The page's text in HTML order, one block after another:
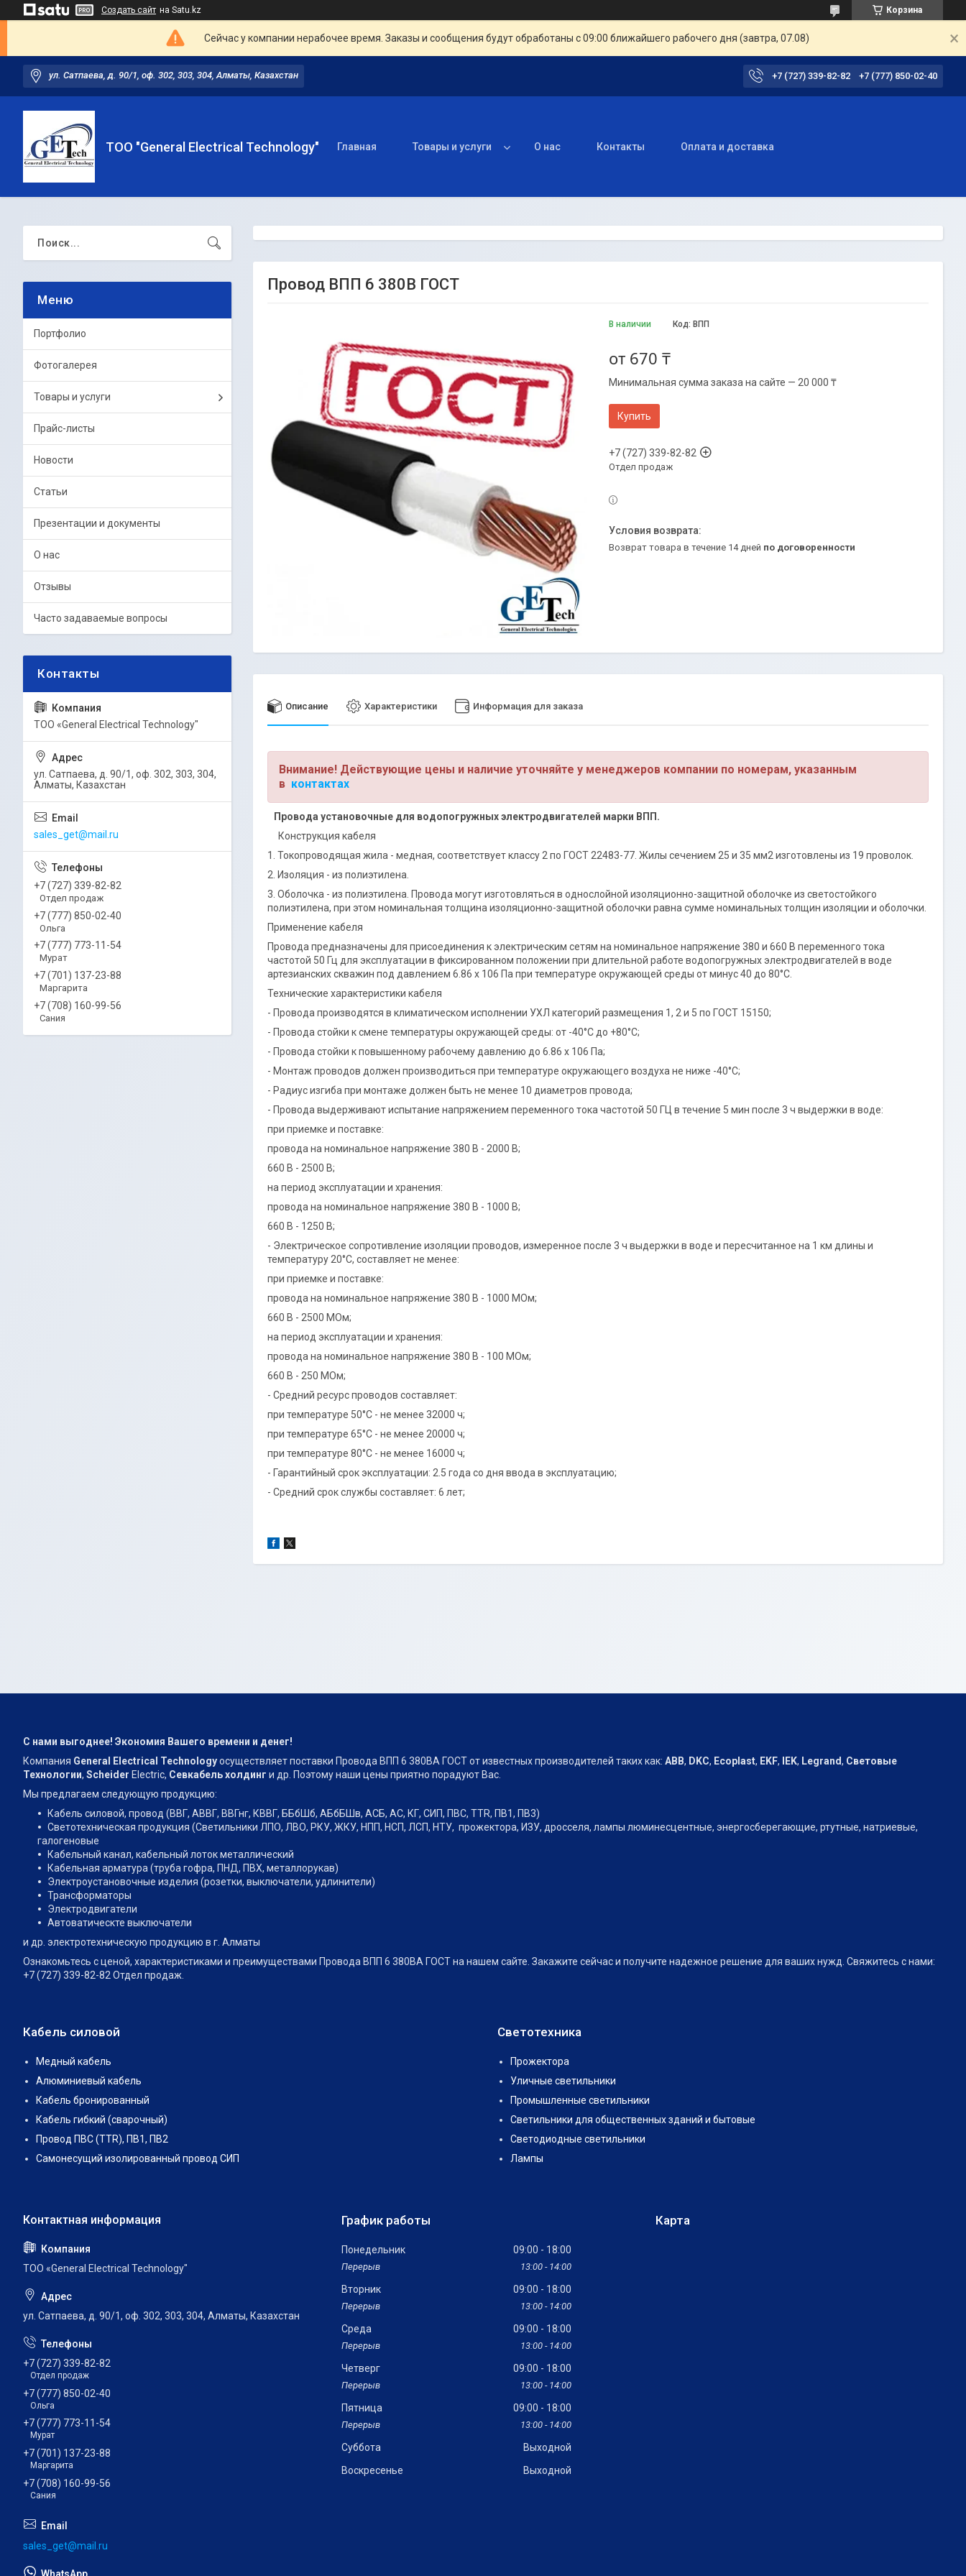
Создать сайт на Satu.kz Корзина
Сейчас у компании нерабочее время. Заказы и сообщения будут обработаны с 09:00 ближайшего рабочего дня (завтра, 07.08)
ул. Сатпаева, д. 90/1, оф. 302, 303, 304, Алматы, Казахстан +7 (727) 339-82-82 +7 (777) 850-02-40
ТОО "General Electrical Technology" Главная Товары и услуги О нас Контакты Оплата и доставка
Провод ВПП 6 380В ГОСТ
В наличии Код: ВПП
от 670 ₸
Минимальная сумма заказа на сайте — 20 000 ₸
Купить
+7 (727) 339-82-82
Отдел продаж
возврат товара в течение 14 дней по договоренности
Описание Характеристики Информация для заказа
Внимание! Действующие цены и наличие уточняйте у менеджеров компании по номерам, указанным
в контактах
Провода установочные для водопогружных электродвигателей марки ВПП.
Конструкция кабеля
1. Токопроводящая жила - медная, соответствует классу 2 по ГОСТ 22483-77. Жилы сечением 25 и 35 мм2 изготовлены из 19 проволок.
2. Изоляция - из полиэтилена.
3. Оболочка - из полиэтилена. Провода могут изготовляться в однослойной изоляционно-защитной оболочке из светостойкого
полиэтилена, при этом номинальная толщина изоляционно-защитной оболочки равна сумме номинальных толщин изоляции и оболочки.
Применение кабеля
Провода предназначены для присоединения к электрическим сетям на номинальное напряжение 380 и 660 В переменного тока
частотой 50 Гц для эксплуатации в фиксированном положении при длительной работе водопогружных электродвигателей в воде
артезианских скважин под давлением 6.86 х 106 Па при температуре окружающей среды от минус 40 до 80°С.
Технические характеристики кабеля
- Провода производятся в климатическом исполнении УХЛ категорий размещения 1, 2 и 5 по ГОСТ 15150;
- Провода стойки к смене температуры окружающей среды: от -40°С до +80°С;
- Провода стойки к повышенному рабочему давлению до 6.86 х 106 Па;
- Монтаж проводов должен производиться при температуре окружающего воздуха не ниже -40°С;
- Радиус изгиба при монтаже должен быть не менее 10 диаметров провода;
- Провода выдерживают испытание напряжением переменного тока частотой 50 ГЦ в течение 5 мин после 3 ч выдержки в воде:
при приемке и поставке:
провода на номинальное напряжение 380 В - 2000 В;
660 В - 2500 В;
на период эксплуатации и хранения:
провода на номинальное напряжение 380 В - 1000 В;
660 В - 1250 В;
- Электрическое сопротивление изоляции проводов, измеренное после 3 ч выдержки в воде и пересчитанное на 1 км длины и
температуру 20°С, составляет не менее:
при приемке и поставке:
провода на номинальное напряжение 380 В - 1000 МОм;
660 В - 2500 МОм;
на период эксплуатации и хранения:
провода на номинальное напряжение 380 В - 100 МОм;
660 В - 250 МОм;
- Средний ресурс проводов составляет:
при температуре 50°С - не менее 32000 ч;
при температуре 65°С - не менее 20000 ч;
при температуре 80°С - не менее 16000 ч;
- Гарантийный срок эксплуатации: 2.5 года со дня ввода в эксплуатацию;
- Средний срок службы составляет: 6 лет;
Портфолио
Фотогалерея
Товары и услуги
Прайс-листы
Новости
Статьи
Презентации и документы
О нас
Отзывы
Часто задаваемые вопросы
ТОО «General Electrical Technology"
ул. Сатпаева, д. 90/1, оф. 302, 303, 304,
Алматы, Казахстан
sales_get@mail.ru
+7 (727) 339-82-82
Отдел продаж
+7 (777) 850-02-40
Ольга
+7 (777) 773-11-54
Мурат
+7 (701) 137-23-88
Маргарита
+7 (708) 160-99-56
Сания
С нами выгоднее! Экономия Вашего времени и денег!
Компания General Electrical Technologyосуществляет поставки Провода ВПП 6 380ВА ГОСТ от известных производителей таких как: АВВ, DKC, Ecoplast, EKF, IEK, Legrand, Световые
Технологии, Scheider Electric, Севкабель холдинг и др. Поэтому наши цены приятно порадуют Вас.
Мы предлагаем следующую продукцию:
Кабель силовой, провод (ВВГ, АВВГ, ВВГнг, КВВГ, ББбШб, АБбБШв, АСБ, АС, КГ, СИП, ПВС, TTR, ПВ1, ПВ3)
Светотехническая продукция (Светильники ЛПО, ЛВО, РКУ, ЖКУ, НПП, НСП, ЛСП, НТУ, прожектора, ИЗУ, дросселя, лампы люминесцентные, энергосберегающие, ртутные, натриевые,
галогеновые
Кабельный канал, кабельный лоток металлический
Кабельная арматура (труба гофра, ПНД, ПВХ, металлорукав)
Электроустановочные изделия (розетки, выключатели, удлинители)
Трансформаторы
Электродвигатели
Автоватическте выключатели
и др. электротехническую продукцию в г. Алматы
Ознакомьтесь с ценой, характеристиками и преимуществами Провода ВПП 6 380ВА ГОСТ на нашем сайте. Закажите сейчас и получите надежное решение для ваших нужд. Свяжитесь с нами:
+7 (727) 339-82-82 Отдел продаж.
Кабель силовой
Медный кабель
Алюминиевый кабель
Кабель бронированный
Кабель гибкий (сварочный)
Провод ПВС (TTR), ПВ1, ПВ2
Самонесущий изолированный провод СИП
Светотехника
Прожектора
Уличные светильники
Промышленные светильники
Светильники для общественных зданий и бытовые
Светодиодные светильники
Лампы
ТОО «General Electrical Technology"
ул. Сатпаева, д. 90/1, оф. 302, 303, 304, Алматы, Казахстан
+7 (727) 339-82-82
Отдел продаж
+7 (777) 850-02-40
Ольга
+7 (777) 773-11-54
Мурат
+7 (701) 137-23-88
Маргарита
+7 (708) 160-99-56
Сания
sales_get@mail.ru
График работы
Понедельник 09:00 18:00
13:00 14:00
Вторник 09:00 18:00
13:00 14:00
Среда 09:00 18:00
13:00 14:00
Четверг 09:00 18:00
13:00 14:00
Пятница 09:00 18:00
13:00 14:00
Суббота
Выходной
Воскресенье
Выходной
Карта